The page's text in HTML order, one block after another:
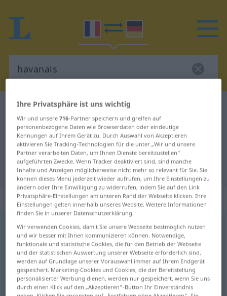
Französisch-Deutsch Wörterbuch
Französisch-Deutsch Übersetzung
für "havanais"
"havanais" Deutsch Übersetzung
„havanais“: adjectif (qualificatif)
havanais [avanɛ]adj <-aise [-ɛz]>
Übersicht aller Übersetzungen
(Für mehr Details die Übersetzung anklicken/antippen)
von Havanna
Ihre Privatsphäre ist uns wichtig
Wir und unsere716-Partner speichern und greifen auf
personenbezogene Daten wie Browserdaten oder eindeutige
Kennungen auf Ihrem Gerät zu. Durch Auswahl von Akzeptieren
aktivieren Sie Tracking-Technologien für die unter „Wir und unsere
Partner verarbeiten Daten, um Ihnen Dienste bereitzustellen“
aufgeführten Zwecke. Wenn Tracker deaktiviert sind, sind manche
Inhalte und Anzeigen möglicherweise nicht mehr so relevant für Sie. Sie
können dieses Menü jederzeit wieder aufrufen, um Ihre Einstellungen zu
ändern oder Ihre Einwilligung zu widerrufen, indem Sie auf den Link
Privatsphäre-Einstellungen am unteren Rand der Webseite klicken. Ihre
Einstellungen gelten innerhalb unseres Website. Weitere Informationen
finden Sie in unserer Datenschutzerklärung.
Wir verwenden Cookies, damit Sie unsere Webseite bestmöglich nutzen
und wir besser mit Ihnen kommunizieren können. Notwendige,
funktionale und statistische Cookies, die für den Betrieb der Webseite
und der statistischen Auswertung unserer Webseite erforderlich sind,
werden auf Grundlage unserer Vorauswahl immer auf Ihrem Endgerät
gespeichert. Marketing-Cookies und Cookies, die der Bereitstellung
personalisierter Werbung dienen, werden nur gespeichert, wenn Sie uns
durch einen Klick auf den „Akzeptieren“-Button Ihr Einverständnis